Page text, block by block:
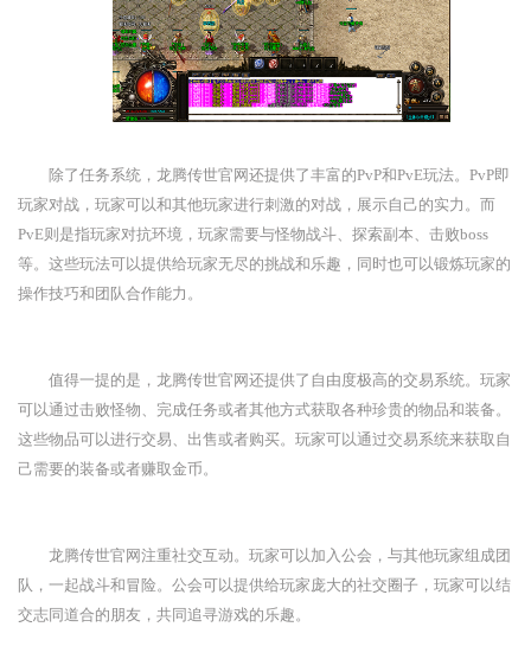
除了任务系统，龙腾传世官网还提供了丰富的PvP和PvE玩法。PvP即
玩家对战，玩家可以和其他玩家进行刺激的对战，展示自己的实力。而
PvE则是指玩家对抗环境，玩家需要与怪物战斗、探索副本、击败boss
等。这些玩法可以提供给玩家无尽的挑战和乐趣，同时也可以锻炼玩家的
操作技巧和团队合作能力。
值得一提的是，龙腾传世官网还提供了自由度极高的交易系统。玩家
可以通过击败怪物、完成任务或者其他方式获取各种珍贵的物品和装备。
这些物品可以进行交易、出售或者购买。玩家可以通过交易系统来获取自
己需要的装备或者赚取金币。
龙腾传世官网注重社交互动。玩家可以加入公会，与其他玩家组成团
队，一起战斗和冒险。公会可以提供给玩家庞大的社交圈子，玩家可以结
交志同道合的朋友，共同追寻游戏的乐趣。